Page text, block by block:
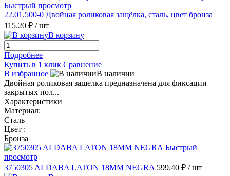
Быстрый просмотр
22.01.500-0 Двойная роликовая защёлка, сталь, цвет бронза
115.20 ₽ / шт
В корзину
Подробнее
Купить в 1 клик Сравнение
В избранное
В наличии
Двойная роликовая защелка предназначена для фиксации
закрытых пол...
Характеристики
Материал:
Сталь
Цвет :
Бронза
Быстрый
просмотр
3750305 ALDABA LATON 18MM NEGRA 599.40 ₽ / шт